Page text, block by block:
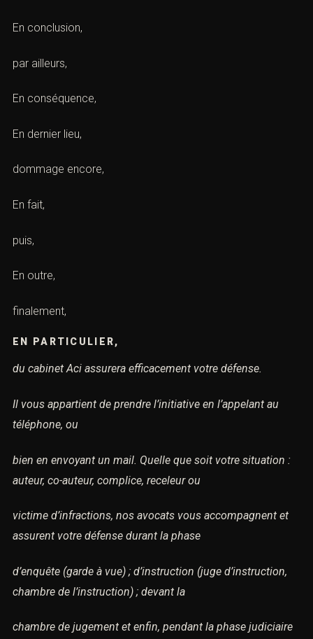
En conclusion,
par ailleurs,
En conséquence,
En dernier lieu,
dommage encore,
En fait,
puis,
En outre,
finalement,
EN PARTICULIER,
du cabinet Aci assurera efficacement votre défense.
Il vous appartient de prendre l’initiative en l’appelant au
téléphone, ou
bien en envoyant un mail. Quelle que soit votre situation :
auteur, co-auteur, complice, receleur ou
victime d’infractions, nos avocats vous accompagnent et
assurent votre défense durant la phase
d’enquête (garde à vue) ; d’instruction (juge d’instruction,
chambre de l’instruction) ; devant la
chambre de jugement et enfin, pendant la phase judiciaire